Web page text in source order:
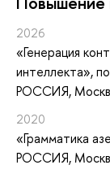
2026
«Генерация
интеллекта»,
РОССИЯ,
2020
«Грамматика
РОССИЯ,